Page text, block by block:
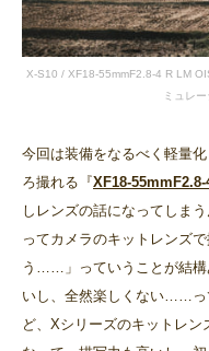
X-S10 / XF18-55mmF2.8-4 R LM
ミュレ
今回は装備をなるべく軽量
ろ撮れる『XF18-
しレンズの話になってしま
ってカメラのキットレンズ
う……」っていうことが結構
いし、全然楽しくない……っ
ど、Xシリーズのキットレ